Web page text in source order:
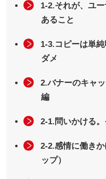
1-2.それが、ユ
あること
1-3.コピーは単
ダメ
2.バナーのキャ
編
2-1.問いかける
2-2.感情に働き
ップ）